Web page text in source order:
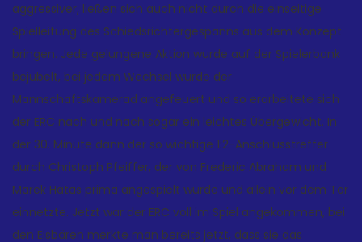
aggressiver, ließen sich auch nicht durch die einseitige
Spielleitung des Schiedsrichtergespanns aus dem Konzept
bringen. Jede gelungene Aktion wurde auf der Spielerbank
bejubelt, bei jedem Wechsel wurde der
Mannschaftskamerad angefeuert und so erarbeitete sich
der ERC nach und nach sogar ein leichtes Übergewicht. In
der 30. Minute dann der so wichtige 1:2-Anschlusstreffer
durch Christoph Pfeiffer, der von Frederic Abraham und
Marek Hatas prima angespielt wurde und allein vor dem Tor
einnetzte. Jetzt war der ERC voll im Spiel angekommen, bei
den Eisbären merkte man bereits jetzt, dass sie das